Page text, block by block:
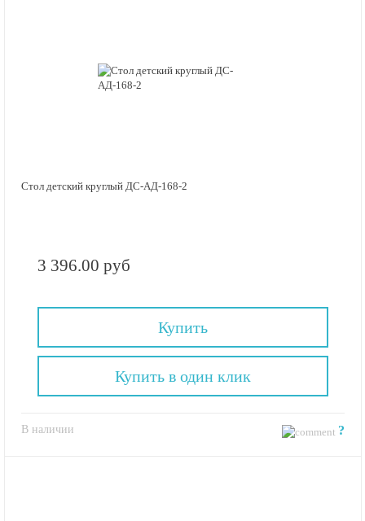
Стол детский круглый ДС-АД-168-2
3 396.00 руб
Купить
В наличии ?
Купить в один клик